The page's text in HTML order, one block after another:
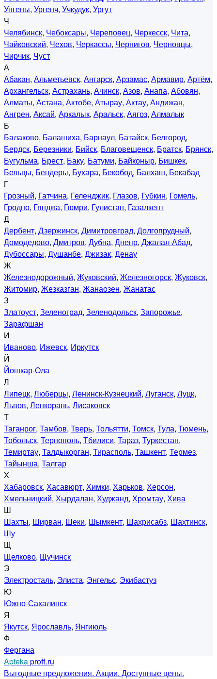
Унгены, Ургенч, Учкудук, Ургут
Ч
Челябинск, Чебоксары, Череповец, Черкесск, Чита,
Чайковский, Чехов, Черкассы, Чернигов, Черновцы,
Чирчик, Чуст
А
Абакан, Альметьевск, Ангарск, Арзамас, Армавир, Артём,
Архангельск, Астрахань, Ачинск, Азов, Анапа, Абовян,
Алматы, Астана, Актобе, Атырау, Актау, Андижан,
Ангрен, Аксай, Аркалык, Аральск, Аягоз, Алмалык
Б
Балаково, Балашиха, Барнаул, Батайск, Белгород,
Бердск, Березники, Бийск, Благовещенск, Братск, Брянск,
Бугульма, Брест, Баку, Батуми, Байконыр, Бишкек,
Бельцы, Бендеры, Бухара, Бекобод, Балхаш, Бекабад
Г
Грозный, Гатчина, Геленджик, Глазов, Губкин, Гомель,
Гродно, Гянджа, Гюмри, Гулистан, Газалкент
Д
Дербент, Дзержинск, Димитровград, Долгопрудный,
Домодедово, Дмитров, Дубна, Днепр, Джалал-Абад,
Дубоссары, Душанбе, Джизак, Денау
Ж
Железнодорожный, Жуковский, Железногорск, Жуковск,
Житомир, Жезказган, Жанаозен, Жанатас
З
Златоуст, Зеленоград, Зеленодольск, Запорожье,
Зарафшан
И
Иваново, Ижевск, Иркутск
Й
Йошкар-Ола
Л
Липецк, Люберцы, Ленинск-Кузнецкий, Луганск, Луцк,
Львов, Ленкорань, Лисаковск
Т
Таганрог, Тамбов, Тверь, Тольятти, Томск, Тула, Тюмень,
Тобольск, Тернополь, Тбилиси, Тараз, Туркестан,
Темиртау, Талдыкорган, Тирасполь, Ташкент, Термез,
Тайынша, Талгар
Х
Хабаровск, Хасавюрт, Химки, Харьков, Херсон,
Хмельницкий, Хырдалан, Худжанд, Хромтау, Хива
Ш
Шахты, Ширван, Шеки, Шымкент, Шахрисабз, Шахтинск,
Шу
Щ
Щелково, Щучинск
Э
Электросталь, Элиста, Энгельс, Экибастуз
Ю
Южно-Сахалинск
Я
Якутск, Ярославль, Янгиюль
Ф
Фергана
Aptekaproff.ru
Выгодные предложения. Акции. Доступные цены.